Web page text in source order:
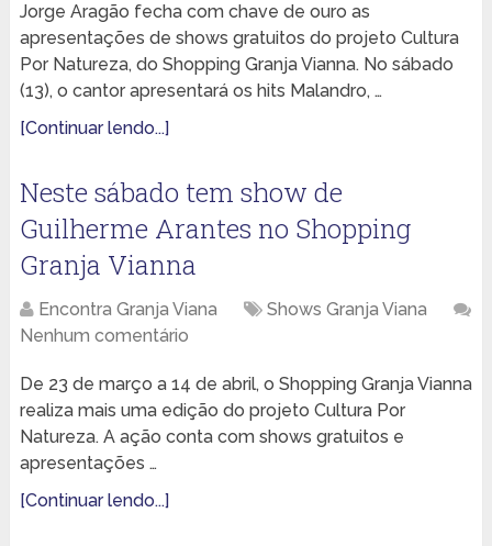
Jorge Aragão fecha com chave de ouro as
apresentações de shows gratuitos do projeto Cultura
Por Natureza, do Shopping Granja Vianna. No sábado
(13), o cantor apresentará os hits Malandro, …
[Continuar lendo...]
Neste sábado tem show de
Guilherme Arantes no Shopping
Granja Vianna
Encontra Granja Viana
Shows Granja Viana
Nenhum comentário
De 23 de março a 14 de abril, o Shopping Granja Vianna
realiza mais uma edição do projeto Cultura Por
Natureza. A ação conta com shows gratuitos e
apresentações …
[Continuar lendo...]